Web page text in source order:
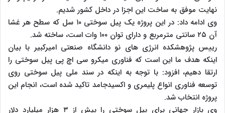
نهایت موفق به ساخت این اجزا در داخل کشور شدیم.
وی ادامه داد: در این پروژه یک پیل سوختی ۱۰ سل که سطح هر غشا
آن ۲۵ سانتی مترمربع و دارای توان ۱۰۰ وات است، ساخته شد.
رییس پژوهشکده انرژی های نو دانشگاه صنعتی امیرکبیر با بیان
اینکه هدف ما این است که فناوری میکرو سی اچ پی پیل سوختی را
ارتقا دهیم، افزود: با توجه به اینکه در سند ملی پیل سوختی روی
توسعه فناوری انواع پلیمری و اکسیدجامد تاکید شده است، انجام این
پروژه انتخاب شد.
وی بازار جهانی برای پیل سوختی را بیش از ۳ هزار میلیارد دلار